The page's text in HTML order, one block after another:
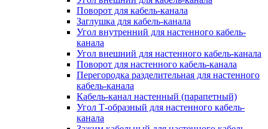
Поворот для кабель-канала
Заглушка для кабель-канала
Угол внутренний для настенного кабель-
канала
Угол внешний для настенного кабель-канала
Поворот для настенного кабель-канала
Перегородка разделительная для настенного
кабель-канала
Кабель-канал настенный (парапетный)
Угол Т-образный для настенного кабель-
канала